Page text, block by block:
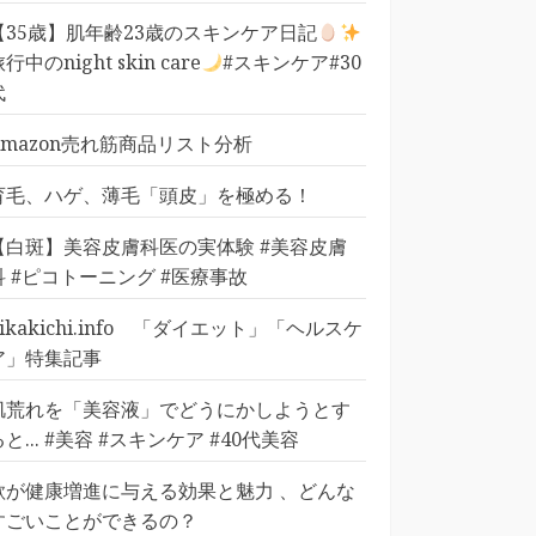
35歳】肌年齢23歳のスキンケア日記
行中のnight skin care
#スキンケア#30
売れ筋商品リスト分析
毛、ハゲ、薄毛「頭皮」を極める！
白斑】美容皮膚科医の実体験 #美容皮膚
#ピコトーニング #医療事故
「ダイエット」「ヘルスケ
」特集記事
荒れを「美容液」でどうにかしようとす
と... #美容 #スキンケア #40代美容
が健康増進に与える効果と魅力 、どんな
ごいことができるの？